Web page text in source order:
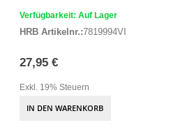
Verfügbarkeit: Auf Lager
HRB Artikelnr.:7819994VI
27,95 €
Exkl. 19% Steuern
IN DEN WARENKORB